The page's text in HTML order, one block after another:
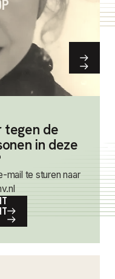
tegen de
in deze
mail te sturen naar